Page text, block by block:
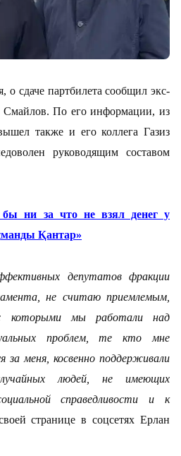
о сдаче партбилета сообщил экс-
Смайлов. По его информации, из
также и его коллега Газиз
руководящим составом
ни за что не взял денег у
Қантар»
депутатов фракции
не считаю приемлемым,
которыми мы работали над
проблем, те кто мне
за меня, косвенно поддерживали
людей, не имеющих
справедливости и к
странице в соцсетях Ерлан